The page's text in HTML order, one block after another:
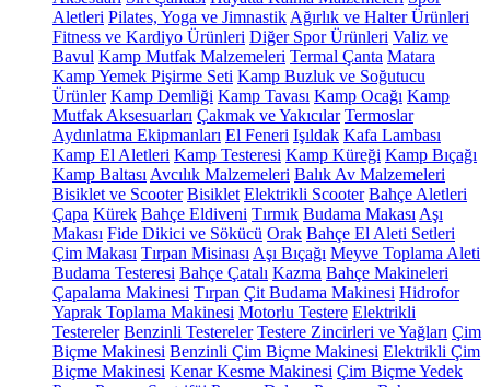
Aletleri Pilates, Yoga ve Jimnastik Ağırlık ve Halter Ürünleri
Fitness ve Kardiyo Ürünleri Diğer Spor Ürünleri Valiz ve
Bavul Kamp Mutfak Malzemeleri Termal Çanta Matara
Kamp Yemek Pişirme Seti Kamp Buzluk ve Soğutucu
Ürünler Kamp Demliği Kamp Tavası Kamp Ocağı Kamp
Mutfak Aksesuarları Çakmak ve Yakıcılar Termoslar
Aydınlatma Ekipmanları El Feneri Işıldak Kafa Lambası
Kamp El Aletleri Kamp Testeresi Kamp Küreği Kamp Bıçağı
Kamp Baltası Avcılık Malzemeleri Balık Av Malzemeleri
Bisiklet ve Scooter Bisiklet Elektrikli Scooter Bahçe Aletleri
Çapa Kürek Bahçe Eldiveni Tırmık Budama Makası Aşı
Makası Fide Dikici ve Sökücü Orak Bahçe El Aleti Setleri
Çim Makası Tırpan Misinası Aşı Bıçağı Meyve Toplama Aleti
Budama Testeresi Bahçe Çatalı Kazma Bahçe Makineleri
Çapalama Makinesi Tırpan Çit Budama Makinesi Hidrofor
Yaprak Toplama Makinesi Motorlu Testere Elektrikli
Testereler Benzinli Testereler Testere Zincirleri ve Yağları Çim
Biçme Makinesi Benzinli Çim Biçme Makinesi Elektrikli Çim
Biçme Makinesi Kenar Kesme Makinesi Çim Biçme Yedek